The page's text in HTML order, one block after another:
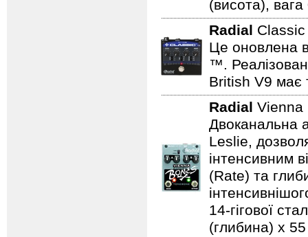
(висота), вага
Radial
Це оновлена
™.
British V9 має
Radial
Двоканальна
Leslie,
інтенсивним
(Rate) та
14-гігової
(глибина) x